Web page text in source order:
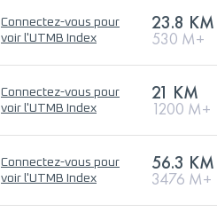
Connectez-vous pour
voir l'UTMB Index
23.8 KM
530 M+
Connectez-vous pour
voir l'UTMB Index
21 KM
1200 M+
Connectez-vous pour
voir l'UTMB Index
56.3 KM
3476 M+